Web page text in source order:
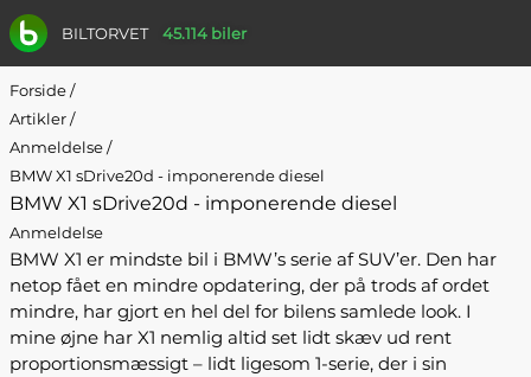
BILTORVET 45.114 biler
Forside/
Artikler/
Anmeldelse/
BMW X1 sDrive20d - imponerende diesel
BMW X1 sDrive20d - imponerende diesel
Anmeldelse
BMW X1 er mindste bil i BMW’s serie af SUV’er. Den har
netop fået en mindre opdatering, der på trods af ordet
mindre, har gjort en hel del for bilens samlede look. I
mine øjne har X1 nemlig altid set lidt skæv ud rent
proportionsmæssigt – lidt ligesom 1-serie, der i sin